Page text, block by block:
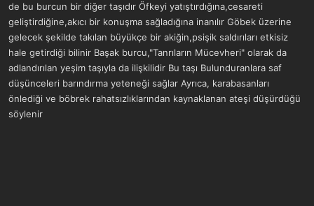
de bu burcun bir diğer taşıdır Öfkeyi yatıştırdığına,cesareti
geliştirdiğine,akıcı bir konuşma sağladığına inanılır Göbek üzerine
gelecek şekilde takılan büyükçe bir akiğin,psişik saldırıları etkisiz
hale getirdiği bilinir Başak burcu,"Tanrıların Mücevheri" olarak da
adlandırılan yeşim taşıyla da ilişkilidir Bu taşı Bulunduranlara saf
düşünceleri barındırma yeteneği sağlar Ayrıca, karabasanları
önlediği ve böbrek rahatsızlıklarından kaynaklanan ateşi düşürdüğü
söylenir